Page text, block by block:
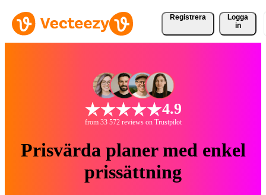
Registrera
Logga
in
4.9
from 33 572 reviews on Trustpilot
Prisvärda planer med enkel
prissättning